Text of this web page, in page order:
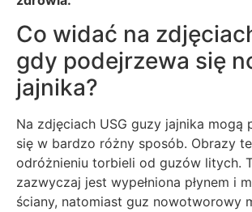
Co widać na
gdy podejrzewa się
jajnika?
Na zdjęciach USG guzy jajnika mogą
się w bardzo różny sposób. Obrazy
odróżnieniu torbieli od guzów litych.
zazwyczaj jest wypełniona płynem i
ściany, natomiast guz nowotworowy